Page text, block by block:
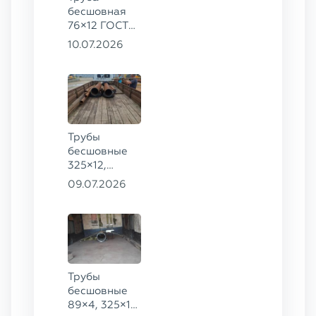
бесшовная
76×12 ГОСТ
8732-78, ст.
10.07.2026
Трубы
бесшовные
325×12,
70×10, 89×6,
78, ст. 20
09.07.2026
Трубы
бесшовные
89×4, 325×14